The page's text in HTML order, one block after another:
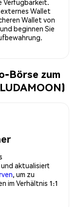
Verfügbarkeit.
externes Wallet
Wallet von
beginnen Sie
Börse zum
aktualisiert
, um zu
im Verhältnis 1:1